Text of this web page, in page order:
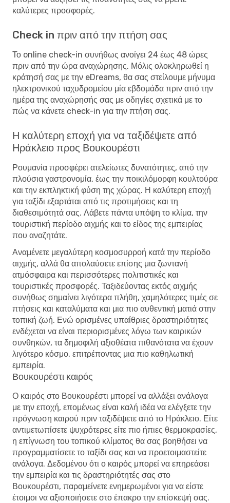
καλύτερες προσφορές.
Check in πριν από την πτήση σας
Το online check-in συνήθως ανοίγει 24 έως 48 ώρες
πριν από την ώρα αναχώρησης. Μόλις ολοκληρωθεί η
κράτησή σας με την eDreams, θα σας στείλουμε μήνυμα
ηλεκτρονικού ταχυδρομείου μία εβδομάδα πριν από την
ημέρα της αναχώρησής σας με οδηγίες σχετικά με το
πώς να κάνετε check-in για την πτήση σας.
Η καλύτερη εποχή για να ταξιδέψετε από
Ηράκλειο προς Βουκουρέστι
Ρουμανία προσφέρει ατελείωτες δυνατότητες, από την
πλούσια γαστρονομία, έως την ποικιλόμορφη κουλτούρα
και την εκπληκτική φύση της χώρας. Η καλύτερη εποχή
για ταξίδι εξαρτάται από τις προτιμήσεις και τη
διαθεσιμότητά σας. Λάβετε πάντα υπόψη το κλίμα, την
τουριστική περίοδο αιχμής και το είδος της εμπειρίας
που αναζητάτε.
Αναμένετε μεγαλύτερη κοσμοσυρροή κατά την περίοδο
αιχμής, αλλά θα απολαύσετε επίσης μια ζωντανή
ατμόσφαιρα και περισσότερες πολιτιστικές και
τουριστικές προσφορές. Ταξιδεύοντας εκτός αιχμής
συνήθως σημαίνει λιγότερα πλήθη, χαμηλότερες τιμές σε
πτήσεις και καταλύματα και μια πιο αυθεντική ματιά στην
τοπική ζωή. Ενώ ορισμένες υπαίθριες δραστηριότητες
ενδέχεται να είναι περιορισμένες λόγω των καιρικών
συνθηκών, τα δημοφιλή αξιοθέατα πιθανότατα να έχουν
λιγότερο κόσμο, επιτρέποντας μια πιο καθηλωτική
εμπειρία.
Βουκουρέστι καιρός
Ο καιρός στο Βουκουρέστι μπορεί να αλλάξει ανάλογα
με την εποχή, επομένως είναι καλή ιδέα να ελέγξετε την
πρόγνωση καιρού πριν ταξιδέψετε από το Ηράκλειο. Είτε
αντιμετωπίσετε ψυχρότερες είτε πιο ήπιες θερμοκρασίες,
η επίγνωση του τοπικού κλίματος θα σας βοηθήσει να
προγραμματίσετε το ταξίδι σας και να προετοιμαστείτε
ανάλογα. Δεδομένου ότι ο καιρός μπορεί να επηρεάσει
την εμπειρία και τις δραστηριότητές σας στο
Βουκουρέστι, παραμείνετε ενημερωμένοι για να είστε
έτοιμοι να αξιοποιήσετε στο έπακρο την επίσκεψή σας.